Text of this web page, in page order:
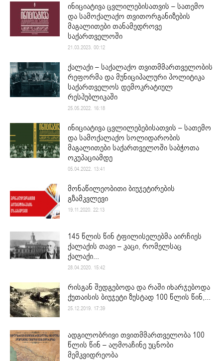
ინიციატივა ცვლილებისათვის – სათემო
და სამოქალაქო თვითორგანიზების
მაგალითები თანამედროვე
საქართველოში
21.03.2023. 00:12
ქალაქი – საქალაქო თვითმმართველობის
რეფორმა და მუნიციპალური პოლიტიკა
საქართველოს დემოკრატიულ
რესპუბლიკაში
25.05.2022. 16:18
ინიციატივა ცვლილებებისათვის – სათემო
და სამოქალაქო სოლიდარობის
მაგალითები საქართველოში საბჭოთა
ოკუპაციამდე
05.04.2022. 13:41
მონაწილეობითი ბიუჯეტირების
გზამკვლევი
19.11.2020. 22:13
145 წლის წინ ტფილისელებმა აირჩიეს
ქალაქის თავი – კაცი, რომელსაც
ქალაქი...
28.04.2020. 15:42
რისგან შედგებოდა და რაში იხარჯებოდა
ქუთაისის ბიუჯეტი ზუსტად 100 წლის წინ,...
25.12.2019. 17:39
ადგილობრივი თვითმმართველობა 100
წლის წინ – აღმოაჩინე უცნობი
მემკვიდრეობა